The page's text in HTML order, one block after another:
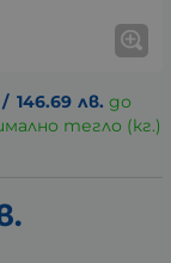
/ 146.69 лв. до
тегло (кг.)